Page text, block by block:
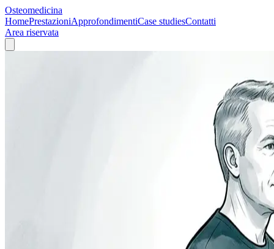
Osteomedicina
HomePrestazioniApprofondimentiCase studiesContatti
Area riservata